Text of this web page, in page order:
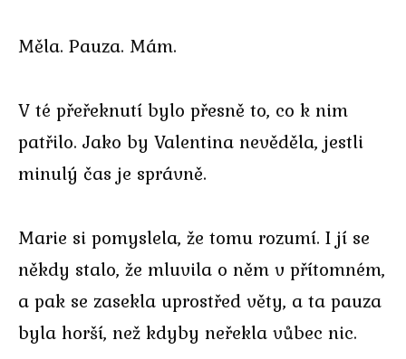
Měla. Pauza. Mám.
V té přeřeknutí bylo přesně to, co k nim
patřilo. Jako by Valentina nevěděla, jestli
minulý čas je správně.
Marie si pomyslela, že tomu rozumí. I jí se
někdy stalo, že mluvila o něm v přítomném,
a pak se zasekla uprostřed věty, a ta pauza
byla horší, než kdyby neřekla vůbec nic.